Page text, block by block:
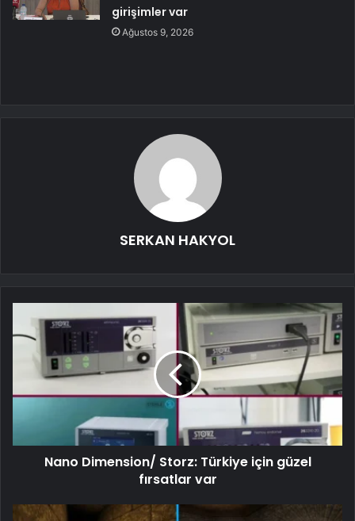
girişimler var
Ağustos 9, 2026
SERKAN HAKYOL
Nano Dimension/ Storz: Türkiye için güzel
fırsatlar var